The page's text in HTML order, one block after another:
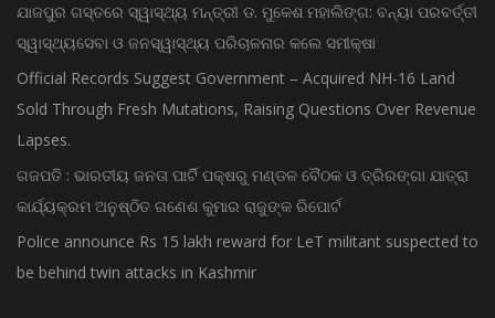
ଯାଜପୁର ଗସ୍ତରେ ସ୍ୱାସ୍ଥ୍ୟ ମନ୍ତ୍ରୀ ଡ. ମୁକେଶ ମହାଲିଙ୍ଗ: ବନ୍ୟା ପରବର୍ତ୍ତୀ
ସ୍ୱାସ୍ଥ୍ୟସେବା ଓ ଜନସ୍ୱାସ୍ଥ୍ୟ ପରିଚାଳନାର କଲେ ସମୀକ୍ଷା
Official Records Suggest Government – Acquired NH-16 Land
Sold Through Fresh Mutations, Raising Questions Over Revenue
Lapses.
ଗଜପତି : ଭାରତୀୟ ଜନତା ପାର୍ଟି ପକ୍ଷରୁ ମଣ୍ଡଳ ବୈଠକ ଓ ତ୍ରିରଙ୍ଗା ଯାତ୍ରା
କାର୍ଯ୍ୟକ୍ରମ ଅନୁଷ୍ଠିତ ଗଣେଶ କୁମାର ରାଜୁଙ୍କ ରିପୋର୍ଟ
Police announce Rs 15 lakh reward for LeT militant suspected to
be behind twin attacks in Kashmir